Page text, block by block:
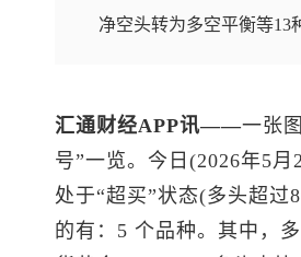
净空头转为多空平衡等13
汇通财经APP讯——一张
号”一览。今日(2026年5
处于“超买”状态(多头超过
的有：5 个品种。其中，